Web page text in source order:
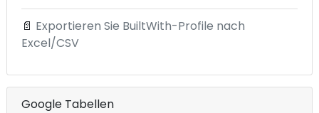
📄 Exportieren Sie BuiltWith-Profile nach
Excel/CSV
Google Tabellen